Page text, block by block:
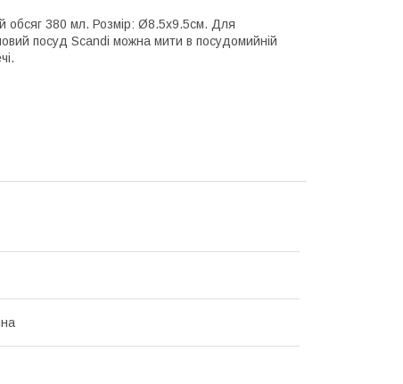
обсяг 380 мл. Розмір: Ø8.5х9.5см. Для
посуд Scandi можна мити в посудомийній